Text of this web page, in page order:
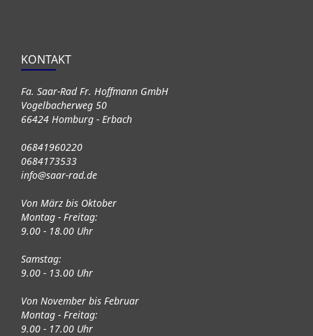
KONTAKT
Fa. Saar-Rad Fr. Hoffmann GmbH
Vogelbacherweg 50
66424 Homburg - Erbach
06841960220
0684173533
info@saar-rad.de
Von März bis Oktober
Montag - Freitag:
9.00 - 18.00 Uhr
Samstag:
9.00 - 13.00 Uhr
Von November bis Februar
Montag - Freitag:
9.00 - 17.00 Uhr